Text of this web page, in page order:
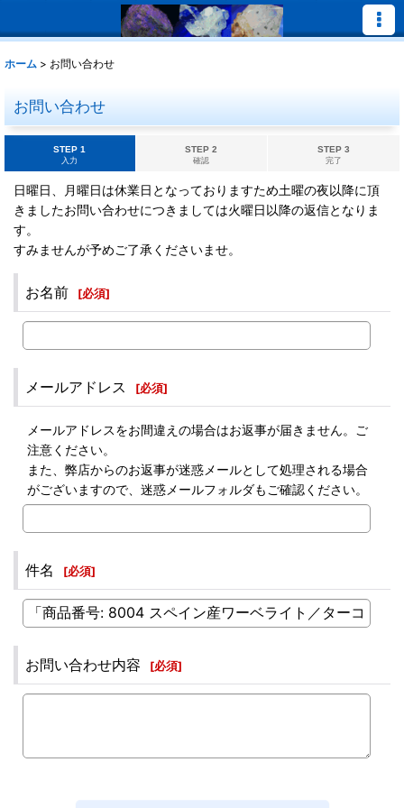
ホーム > お問い合わせ
お問い合わせ
STEP 1
入力
STEP 2
確認
STEP 3
完了
日曜日、月曜日は休業日となっておりますため土曜の夜以降に頂
きましたお問い合わせにつきましては火曜日以降の返信となりま
す。
すみませんが予めご了承くださいませ。
お名前 [必須]
メールアドレス [必須]
メールアドレスをお間違えの場合はお返事が届きません。ご
注意ください。
また、弊店からのお返事が迷惑メールとして処理される場合
がございますので、迷惑メールフォルダもご確認ください。
件名 [必須]
お問い合わせ内容 [必須]